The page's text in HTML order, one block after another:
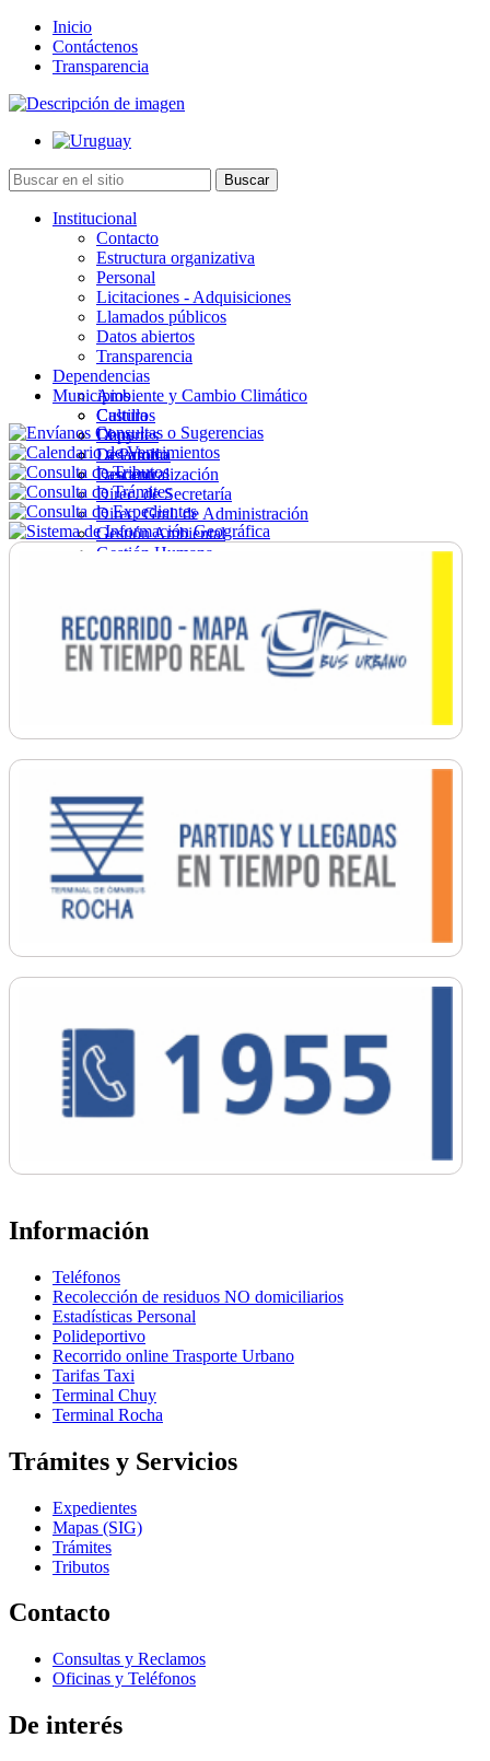
Inicio
Contáctenos
Transparencia
Institucional
Contacto
Estructura organizativa
Personal
Licitaciones - Adquisiciones
Llamados públicos
Datos abiertos
Transparencia
Dependencias
Ambiente y Cambio Climático
Cultura
Deportes
Desarrollo
Descentralización
Direc. de Secretaría
Direc. Gral. de Administración
Gestión Ambiental
Gestión Humana
Ordenamiento
Promoción Social
Salud
Secretaría General
Municipios
Castillos
Chuy
La Paloma
Lascano
Información
Teléfonos
Recolección de residuos NO domiciliarios
Estadísticas Personal
Polideportivo
Recorrido online Trasporte Urbano
Tarifas Taxi
Terminal Chuy
Terminal Rocha
Trámites y Servicios
Expedientes
Mapas (SIG)
Trámites
Tributos
Contacto
Consultas y Reclamos
Oficinas y Teléfonos
De interés